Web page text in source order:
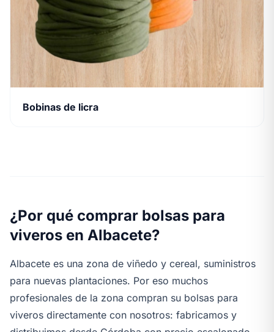
Bobinas de licra
¿Por qué comprar bolsas para
viveros en Albacete?
Albacete es una zona de viñedo y cereal, suministros
para nuevas plantaciones. Por eso muchos
profesionales de la zona compran su bolsas para
viveros directamente con nosotros: fabricamos y